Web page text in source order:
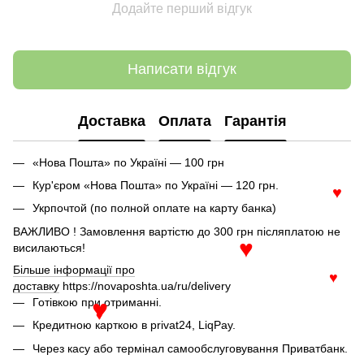
Додайте перший відгук
Написати відгук
Доставка Оплата Гарантія
«Нова Пошта» по Україні — 100 грн
Кур'єром «Нова Пошта» по Україні — 120 грн.
Укрпочтой (по полной оплате на карту банка)
ВАЖЛИВО ! Замовлення вартістю до 300 грн післяплатою не
висилаються!
Більше інформації про
доставку https://novaposhta.ua/ru/delivery
Готівкою при отриманні.
Кредитною карткою в privat24, LiqPay.
Через касу або термінал самообслуговування Приватбанк.
♥
♥
♥
♥